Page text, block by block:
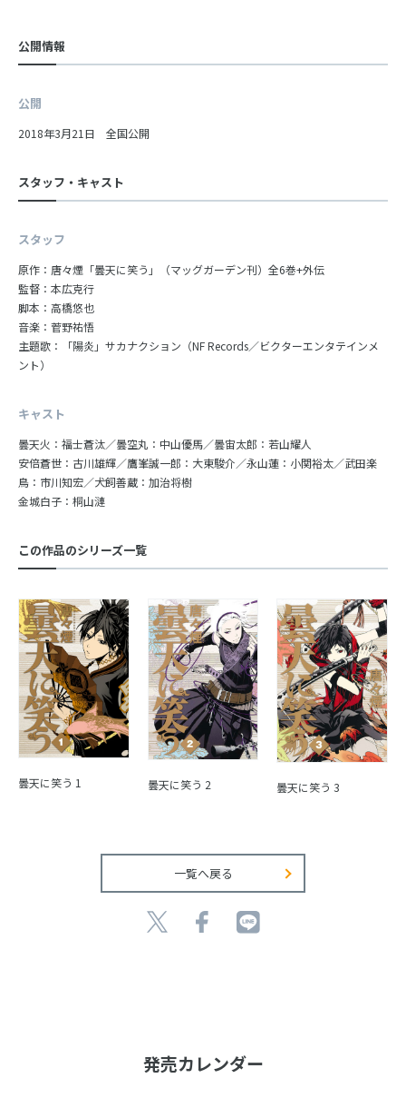
公開情報
公開
2018年3月21日 全国公開
スタッフ・キャスト
スタッフ
原作：唐々煙「曇天に笑う」（マッグガーデン刊）全6巻+外伝
監督：本広克行
脚本：高橋悠也
音楽：菅野祐悟
主題歌：「陽炎」サカナクション（NF Records／ビクターエンタテインメ
ント）
キャスト
曇天火：福士蒼汰／曇空丸：中山優馬／曇宙太郎：若山耀人
安倍蒼世：古川雄輝／鷹峯誠一郎：大東駿介／永山蓮：小関裕太／武田楽
鳥：市川知宏／犬飼善蔵：加治将樹
金城白子：桐山漣
この作品のシリーズ一覧
曇天に笑う 1 曇天に笑う 2 曇天に笑う 3
一覧へ戻る
発売カレンダー